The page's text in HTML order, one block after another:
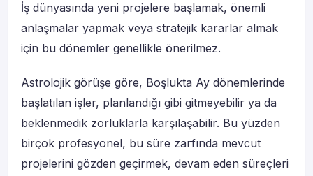
İş dünyasında yeni projelere başlamak, önemli
anlaşmalar yapmak veya stratejik kararlar almak
için bu dönemler genellikle önerilmez.
Astrolojik görüşe göre, Boşlukta Ay dönemlerinde
başlatılan işler, planlandığı gibi gitmeyebilir ya da
beklenmedik zorluklarla karşılaşabilir. Bu yüzden
birçok profesyonel, bu süre zarfında mevcut
projelerini gözden geçirmek, devam eden süreçleri